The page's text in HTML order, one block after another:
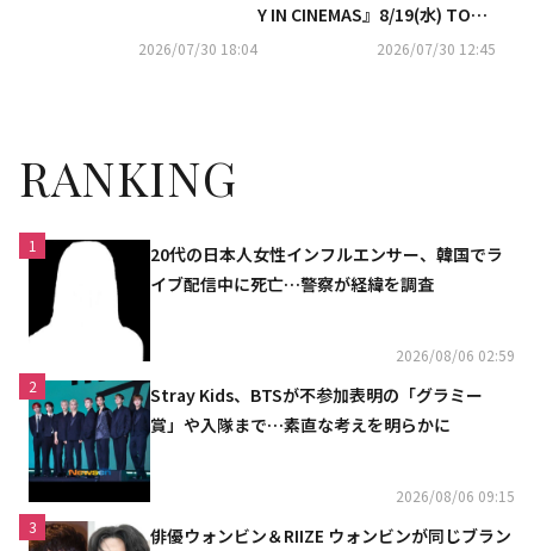
2026/07/30 18:04
Y IN CINEMAS』8/19(水) TOHO
シネマズ 日比谷ほか 超限定劇
2026/07/30 12:45
RANKING
1
20代の日本人女性インフルエンサー、韓国でラ
イブ配信中に死亡…警察が経緯を調査
2026/08/06 02:59
2
Stray Kids、BTSが不参加表明の「グラミー
賞」や入隊まで…素直な考えを明らかに
2026/08/06 09:15
3
俳優ウォンビン＆RIIZE ウォンビンが同じブラン